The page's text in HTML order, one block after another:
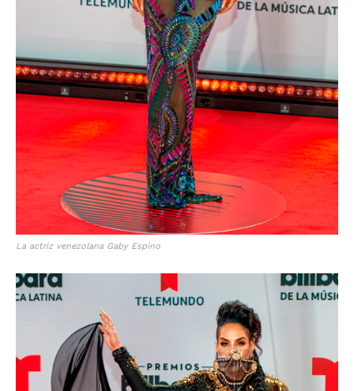
La actriz venezolana Gaby Espino